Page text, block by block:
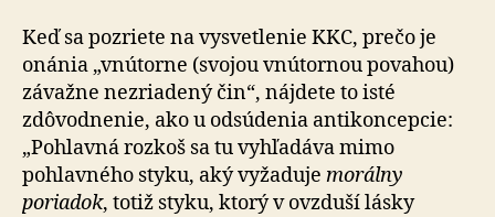
Keď sa pozriete na vysvetlenie KKC, prečo je
onánia „vnútorne (svojou vnútornou povahou)
závažne nezriadený čin“, nájdete to isté
zdôvodnenie, ako u odsúdenia antikoncepcie:
„Pohlavná rozkoš sa tu vyhľadáva mimo
pohlavného styku, aký vyžaduje morálny
poriadok, totiž styku, ktorý v ovzduší lásky